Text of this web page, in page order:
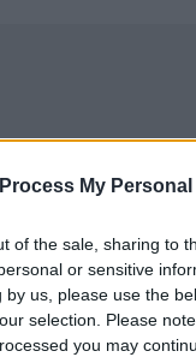
My
of the sale, sharing to
or sensitive
by us, please use the
selection. Please
you may